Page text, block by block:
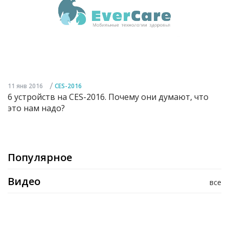
11 янв 2016 / CES-2016
6 устройств на CES-2016. Почему они думают, что
это нам надо?
Популярное
все
Видео